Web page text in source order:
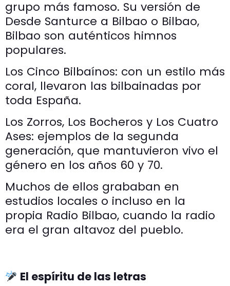
grupo más famoso. Su versión de
Desde Santurce a Bilbao o Bilbao,
Bilbao son auténticos himnos
populares.
Los Cinco Bilbaínos: con un estilo más
coral, llevaron las bilbainadas por
toda España.
Los Zorros, Los Bocheros y Los Cuatro
Ases: ejemplos de la segunda
generación, que mantuvieron vivo el
género en los años 60 y 70.
Muchos de ellos grababan en
estudios locales o incluso en la
propia Radio Bilbao, cuando la radio
era el gran altavoz del pueblo.
El espíritu de las letras